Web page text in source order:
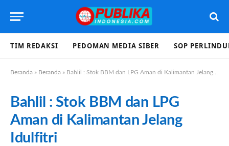
TIM REDAKSI PEDOMAN MEDIA SIBER SOP
Beranda » Beranda » Bahlil : Stok BBM dan LPG Aman di Kalimantan Jelang Idulfitri
Bahlil : Stok BBM dan LPG
Aman di Kalimantan Jelang
Idulfitri